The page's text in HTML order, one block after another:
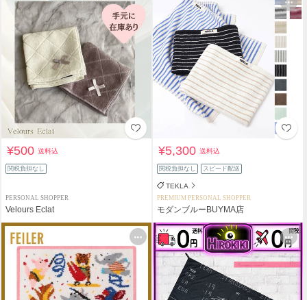
¥500送料込
関税負担なし
PERSONAL SHOPPER
Velours Eclat
¥5,300送料込
関税負担なし スピード配送
TEKLA
PREMIUM PERSONAL SHOPPER
モダンブルーBUYMA店